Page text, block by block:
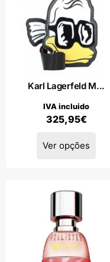
Karl Lagerfeld M...
325,95€
IVA incluido
Ver opções